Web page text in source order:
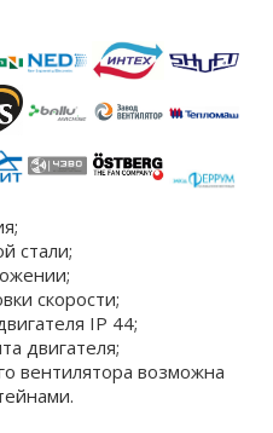
стали;
скорости;
IP 44;
двигателя;
вентилятора возможна